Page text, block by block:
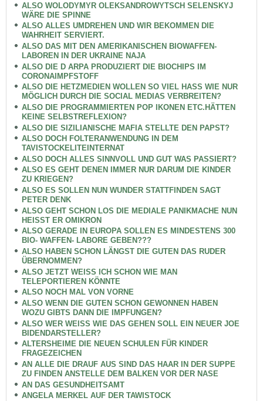
ALSO WOLODYMYR OLEKSANDROWYTSCH SELENSKYJ
WÄRE DIE SPINNE
ALSO ALLES UMDREHEN UND WIR BEKOMMEN DIE
WAHRHEIT SERVIERT.
ALSO DAS MIT DEN AMERIKANISCHEN BIOWAFFEN-
LABOREN IN DER UKRAINE NAJA
ALSO DIE D ARPA PRODUZIERT DIE BIOCHIPS IM
CORONAIMPFSTOFF
ALSO DIE HETZMEDIEN WOLLEN SO VIEL HASS WIE NUR
MÖGLICH DURCH DIE SOCIAL MEDIAS VERBREITEN?
ALSO DIE PROGRAMMIERTEN POP IKONEN ETC.HÄTTEN
KEINE SELBSTREFLEXION?
ALSO DIE SIZILIANISCHE MAFIA STELLTE DEN PAPST?
ALSO DOCH FOLTERANWENDUNG IN DEM
TAVISTOCKELITEINTERNAT
ALSO DOCH ALLES SINNVOLL UND GUT WAS PASSIERT?
ALSO ES GEHT DENEN IMMER NUR DARUM DIE KINDER
ZU KRIEGEN?
ALSO ES SOLLEN NUN WUNDER STATTFINDEN SAGT
PETER DENK
ALSO GEHT SCHON LOS DIE MEDIALE PANIKMACHE NUN
HEISST ER OMIKRON
ALSO GERADE IN EUROPA SOLLEN ES MINDESTENS 300
BIO- WAFFEN- LABORE GEBEN???
ALSO HABEN SCHON LÄNGST DIE GUTEN DAS RUDER
ÜBERNOMMEN?
ALSO JETZT WEISS ICH SCHON WIE MAN
TELEPORTIEREN KÖNNTE
ALSO NOCH MAL VON VORNE
ALSO WENN DIE GUTEN SCHON GEWONNEN HABEN
WOZU GIBTS DANN DIE IMPFUNGEN?
ALSO WER WEISS WIE DAS GEHEN SOLL EIN NEUER JOE
BIDENDARSTELLER?
ALTERSHEIME DIE NEUEN SCHULEN FÜR KINDER
FRAGEZEICHEN
AN ALLE DIE DRAUF AUS SIND DAS HAAR IN DER SUPPE
ZU FINDEN ANSTELLE DEM BALKEN VOR DER NASE
AN DAS GESUNDHEITSAMT
ANGELA MERKEL AUF DER TAWISTOCK